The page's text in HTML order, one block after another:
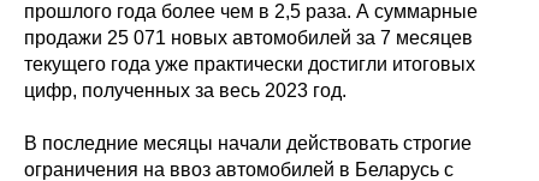
прошлого года более чем в 2,5 раза. А суммарные
продажи 25 071 новых автомобилей за 7 месяцев
текущего года уже практически достигли итоговых
цифр, полученных за весь 2023 год.
В последние месяцы начали действовать строгие
ограничения на ввоз автомобилей в Беларусь с